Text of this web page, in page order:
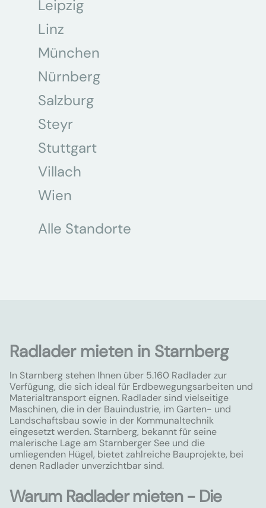
Leipzig
Linz
München
Nürnberg
Salzburg
Steyr
Stuttgart
Villach
Wien
Alle Standorte
Radlader mieten in Starnberg
In Starnberg stehen Ihnen über 5.160 Radlader zur
Verfügung, die sich ideal für Erdbewegungsarbeiten und
Materialtransport eignen. Radlader sind vielseitige
Maschinen, die in der Bauindustrie, im Garten- und
Landschaftsbau sowie in der Kommunaltechnik
eingesetzt werden. Starnberg, bekannt für seine
malerische Lage am Starnberger See und die
umliegenden Hügel, bietet zahlreiche Bauprojekte, bei
denen Radlader unverzichtbar sind.
Warum Radlader mieten - Die